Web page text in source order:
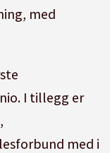
med
I tillegg er
med i